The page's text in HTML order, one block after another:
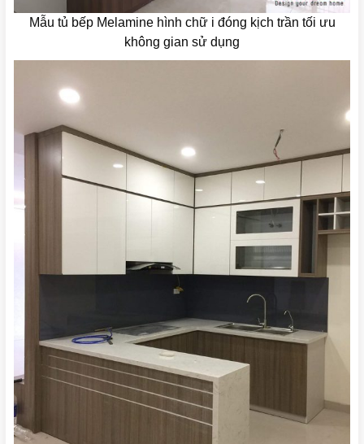
Mẫu tủ bếp Melamine hình chữ i đóng kịch trần tối ưu
không gian sử dụng